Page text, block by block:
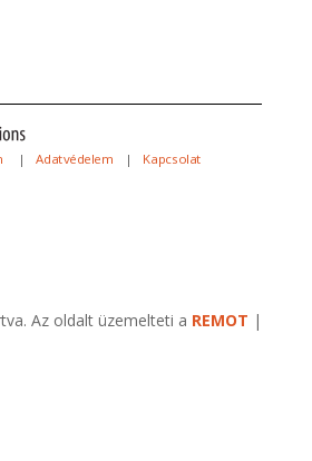
| Adatvédelem | Kapcsolat
Az oldalt üzemelteti a REMOT |